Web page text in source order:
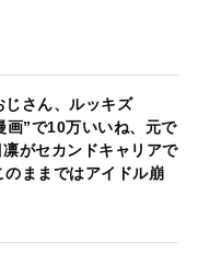
じさん、ルッキズ
”で10万いいね、元で
がセカンドキャリアで
のままではアイドル崩